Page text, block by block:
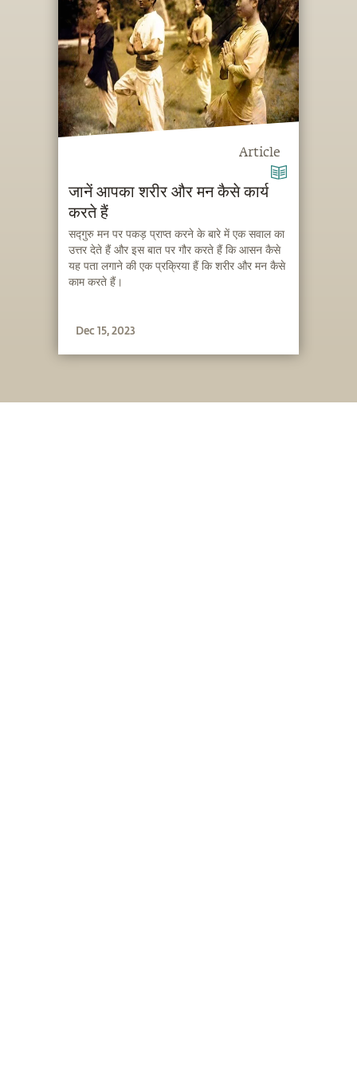
Article
जानें आपका शरीर और मन कैसे कार्य
करते हैं
सद्गुरु मन पर पकड़ प्राप्त करने के बारे में एक सवाल का
उत्तर देते हैं और इस बात पर गौर करते हैं कि आसन कैसे
यह पता लगाने की एक प्रक्रिया हैं कि शरीर और मन कैसे
काम करते हैं।
Dec 15, 2023